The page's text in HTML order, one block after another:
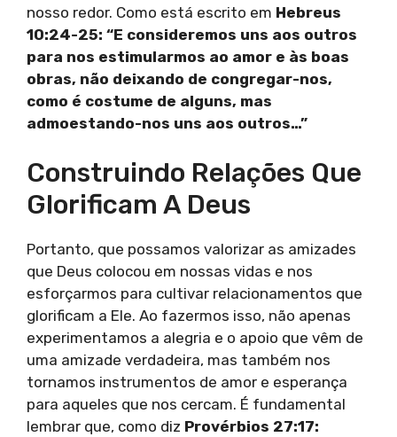
nosso redor. Como está escrito em Hebreus
10:24-25: “E consideremos uns aos outros
para nos estimularmos ao amor e às boas
obras, não deixando de congregar-nos,
como é costume de alguns, mas
admoestando-nos uns aos outros…”
Construindo Relações Que
Glorificam A Deus
Portanto, que possamos valorizar as amizades
que Deus colocou em nossas vidas e nos
esforçarmos para cultivar relacionamentos que
glorificam a Ele. Ao fazermos isso, não apenas
experimentamos a alegria e o apoio que vêm de
uma amizade verdadeira, mas também nos
tornamos instrumentos de amor e esperança
para aqueles que nos cercam. É fundamental
lembrar que, como diz Provérbios 27:17: